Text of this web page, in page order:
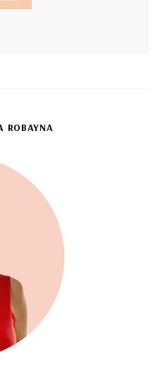
ROBAYNA